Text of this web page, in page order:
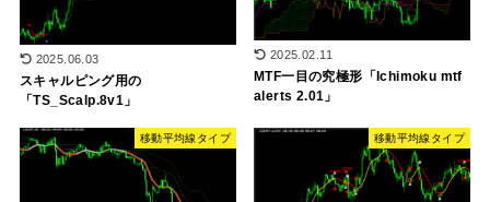
2025.06.03
スキャルピング用の
「TS_Scalp.8v1」
2025.02.11
MTF一目の究極形「Ichimoku mtf
alerts 2.01」
移動平均線タイプ 移動平均線タイプ